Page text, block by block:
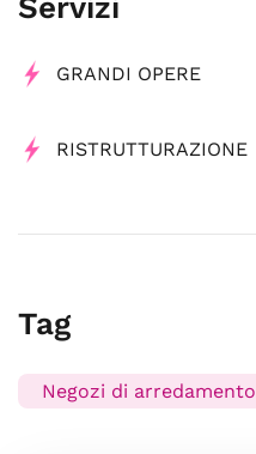
Servizi
GRANDI OPERE
RISTRUTTURAZIONE
Tag
Negozi di arredamento